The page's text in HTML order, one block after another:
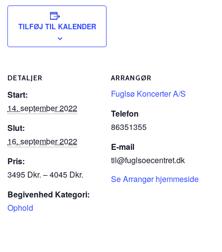
TILFØJ TIL KALENDER
DETALJER
Start:
14. september 2022
Slut:
16. september 2022
Pris:
3495 Dkr. – 4045 Dkr.
Begivenhed Kategori:
Ophold
ARRANGØR
Fuglsø Koncerter A/S
Telefon
86351355
E-mail
til@fuglsoecentret.dk
Se Arrangør hjemmeside